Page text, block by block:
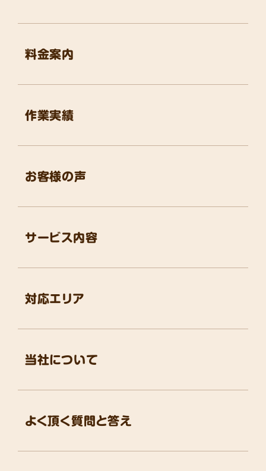
料金案内
作業実績
お客様の声
よく頂く質問と答え
サービス内容
対応エリア
当社について